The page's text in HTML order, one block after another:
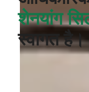
शेनयांग
स्वागत है।